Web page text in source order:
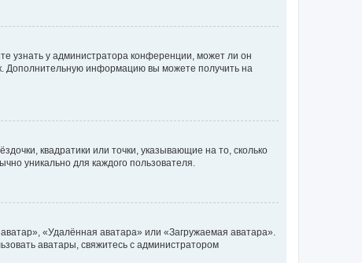
узнать у администратора конференции, может ли он
Дополнительную информацию вы можете получить на
квадратики или точки, указывающие на то, сколько
уникально для каждого пользователя.
«Удалённая аватара» или «Загружаемая аватара».
аватары, свяжитесь с администратором